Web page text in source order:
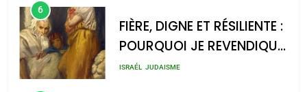
2025, l’année la plus
meurtrière selon le rapport
6
FIÈRE, DIGNE ET RÉSILIENTE :
POURQUOI JE REVENDIQUE
MA JUDAÏTE par Thérèse
ISRAÉL JUDAISME